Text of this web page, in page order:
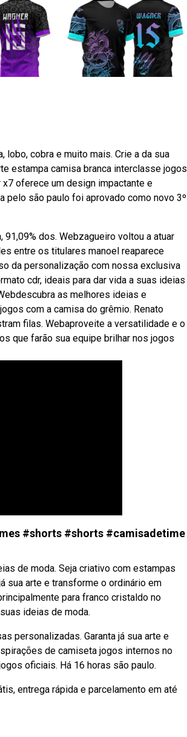
cobra e muito mais. Crie a da sua
estampa camisa branca interclasse jogos
oferece um design impactante e
pelo são paulo foi aprovado como novo 3º
dos. Webzagueiro voltou a atuar
entre os titulares manoel reaparece
da personalização com nossa exclusiva
cdr, ideais para dar vida a suas ideias
as melhores ideias e
com a camisa do grêmio. Renato
filas. Webaproveite a versatilidade e o
que farão sua equipe brilhar nos jogos
#shorts #shorts #camisadetime
de moda. Seja criativo com estampas
sua arte e transforme o ordinário em
para franco cristaldo no
ideias de moda.
personalizadas. Garanta já sua arte e
de camiseta jogos internos no
oficiais. Há 16 horas são paulo.
entrega rápida e parcelamento em até